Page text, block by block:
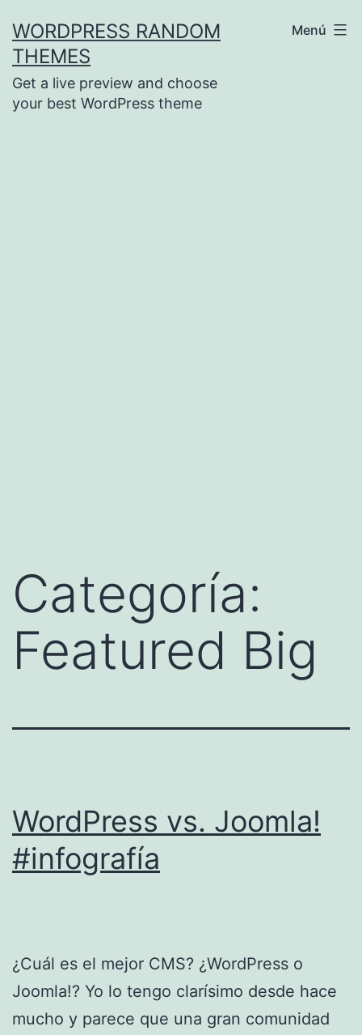
contenido
WORDPRESS RANDOM
THEMES
Get a live preview and choose
your best WordPress theme
Menú
Categoría:
Featured Big
WordPress vs. Joomla!
#infografía
¿Cuál es el mejor CMS? ¿WordPress o
Joomla!? Yo lo tengo clarísimo desde hace
mucho y parece que una gran comunidad